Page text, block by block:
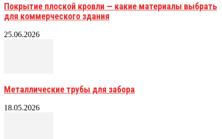
Покрытие плоской кровли — какие материалы выбрать
для коммерческого здания
25.06.2026
Металлические трубы для забора
18.05.2026